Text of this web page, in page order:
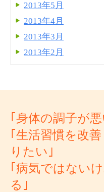
2013年5月
2013年4月
2013年3月
2013年2月
｢身体の調子が悪
｢生活習慣を改
りたい｣
｢病気ではない
る｣